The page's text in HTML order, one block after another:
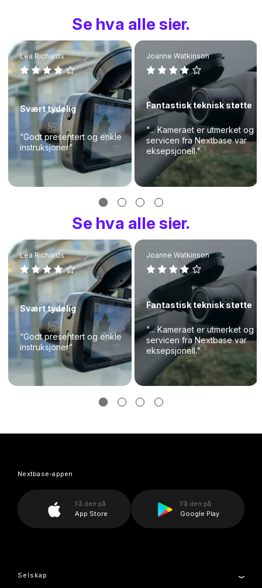
Se hva alle sier.
Lea Richards
Svært tydelig
“Godt presentert og enkle
instruksjoner”
Joanne Watkinson
Fantastisk teknisk støtte
"... Kameraet er utmerket og
servicen fra Nextbase var
eksepsjonell."
Se hva alle sier.
Lea Richards
Svært tydelig
“Godt presentert og enkle
instruksjoner”
Joanne Watkinson
Fantastisk teknisk støtte
"... Kameraet er utmerket og
servicen fra Nextbase var
eksepsjonell."
Selskap
Nextbase-appen
Få den på
App Store
Få den på
Google Play